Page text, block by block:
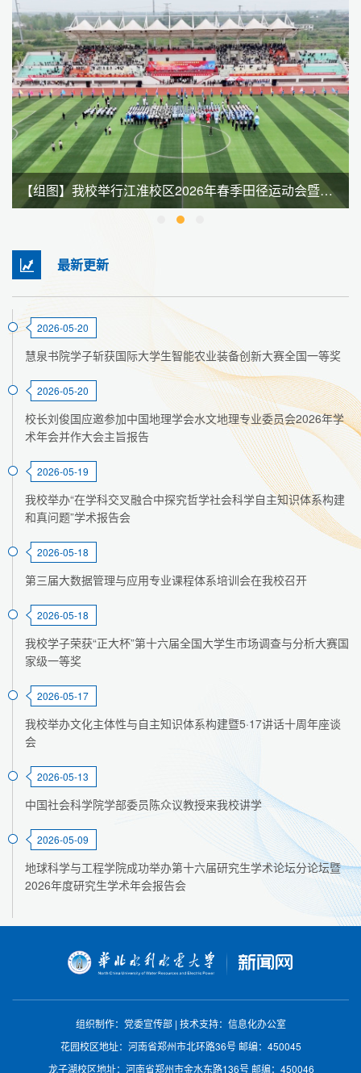
【组图】我校举行江淮校区2026年春季田径运动会暨全民健身大会
最新更新
2026-05-20
慧泉书院学子斩获国际大学生智能农业装备创新大赛全国一等奖
2026-05-20
校长刘俊国应邀参加中国地理学会水文地理专业委员会2026年学
术年会并作大会主旨报告
2026-05-19
我校举办“在学科交叉融合中探究哲学社会科学自主知识体系构建
和真问题”学术报告会
2026-05-18
第三届大数据管理与应用专业课程体系培训会在我校召开
2026-05-18
我校学子荣获“正大杯”第十六届全国大学生市场调查与分析大赛国
家级一等奖
2026-05-17
我校举办文化主体性与自主知识体系构建暨5·17讲话十周年座谈
会
2026-05-13
中国社会科学院学部委员陈众议教授来我校讲学
2026-05-09
地球科学与工程学院成功举办第十六届研究生学术论坛分论坛暨
2026年度研究生学术年会报告会
组织制作：党委宣传部 | 技术支持：信息化办公室
花园校区地址：河南省郑州市北环路36号 邮编：450045
龙子湖校区地址：河南省郑州市金水东路136号 邮编：450046